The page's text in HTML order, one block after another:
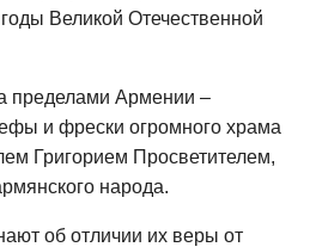
Великой Отечественной
пределами Армении –
и фрески огромного храма
Григорием Просветителем,
народа.
об отличии их веры от